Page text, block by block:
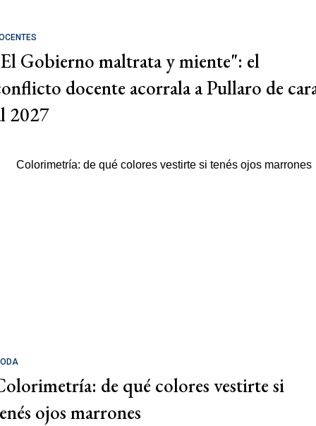
Gobierno maltrata y miente": el
docente acorrala a Pullaro de
2027
de qué colores vestirte si
ojos marrones